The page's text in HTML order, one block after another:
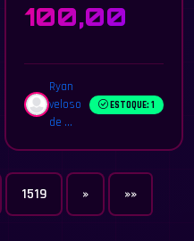
100,00
Ryan
veloso
de ...
ESTOQUE: 1
1519 » »»